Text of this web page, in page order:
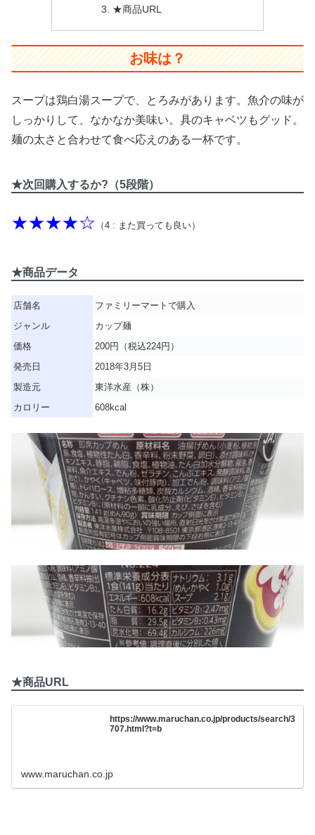
★商品URL
お味は？
スープは鶏白湯スープで、とろみがあります。魚介の味が
しっかりして、なかなか美味い。具のキャベツもグッド。
麺の太さと合わせて食べ応えのある一杯です。
★次回購入するか?（5段階）
★★★★☆ （4 : また買っても良い）
★商品データ
店舗名
ファミリーマートで購入
ジャンル
カップ麺
価格
200円（税込224円）
発売日
2018年3月5日
製造元
東洋水産（株）
カロリー
608kcal
★商品URL
https://www.maruchan.co.jp/products/search/3
707.html?t=b
www.maruchan.co.jp